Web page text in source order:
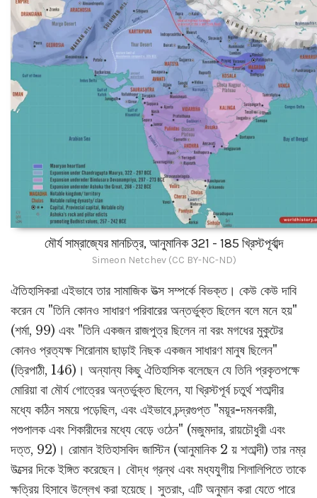
মৌর্য সাম্রাজ্যের মানচিত্র, আনুমানিক 321 - 185 খ্রিস্টপূর্বাব্দ
Simeon Netchev (CC BY-NC-ND)
ঐতিহাসিকরা এইভাবে তার সামাজিক উত্স সম্পর্কে বিভক্ত। কেউ কেউ দাবি
করেন যে "তিনি কোনও সাধারণ পরিবারের অন্তর্ভুক্ত ছিলেন বলে মনে হয়"
(শর্মা, 99) এবং "তিনি একজন রাজপুত্র ছিলেন না বরং মগধের মুকুটের
কোনও প্রত্যক্ষ শিরোনাম ছাড়াই নিছক একজন সাধারণ মানুষ ছিলেন"
(ত্রিপাঠী, 146)। অন্যান্য কিছু ঐতিহাসিক বলেছেন যে তিনি প্রকৃতপক্ষে
মোরিয়া বা মৌর্য গোত্রের অন্তর্ভুক্ত ছিলেন, যা খ্রিস্টপূর্ব চতুর্থ শতাব্দীর
মধ্যে কঠিন সময়ে পড়েছিল, এবং এইভাবে চন্দ্রগুপ্ত "ময়ূর-দমনকারী,
পশুপালক এবং শিকারীদের মধ্যে বেড়ে ওঠেন" (মজুমদার, রায়চৌধুরী এবং
দত্ত, 92)। রোমান ইতিহাসবিদ জাস্টিন (আনুমানিক 2 য় শতাব্দী) তার নম্র
উত্সের দিকে ইঙ্গিত করেছেন। বৌদ্ধ গ্রন্থ এবং মধ্যযুগীয় শিলালিপিতে তাকে
ক্ষত্রিয় হিসাবে উল্লেখ করা হয়েছে। সুতরাং, এটি অনুমান করা যেতে পারে